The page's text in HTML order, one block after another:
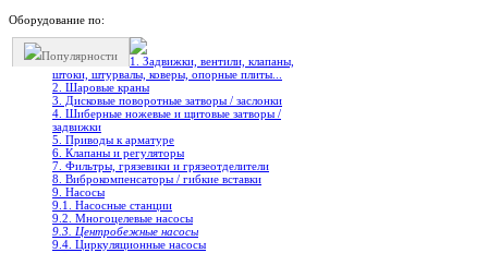
Оборудование по:
Популярности
1. Задвижки, вентили, клапаны,
штоки, штурвалы, коверы, опорные плиты...
2. Шаровые краны
3. Дисковые поворотные затворы / заслонки
4. Шиберные ножевые и щитовые затворы /
задвижки
5. Приводы к арматуре
6. Клапаны и регуляторы
7. Фильтры, грязевики и грязеотделители
8. Виброкомпенсаторы / гибкие вставки
9. Насосы
9.1. Насосные станции
9.2. Многоцелевые насосы
9.3. Центробежные насосы
9.4. Циркуляционные насосы